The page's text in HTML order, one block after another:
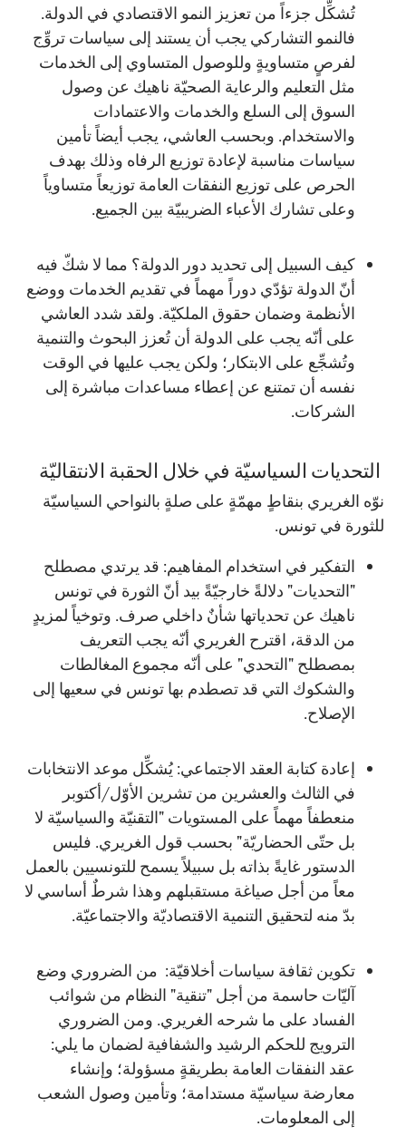
تُشكِّل جزءاً من تعزيز النمو الاقتصادي في الدولة.
فالنمو التشاركي يجب أن يستند إلى سياسات تروِّج
لفرصٍ متساويةٍ وللوصول المتساوي إلى الخدمات
مثل التعليم والرعاية الصحيّة ناهيك عن وصول
السوق إلى السلع والخدمات والاعتمادات
والاستخدام. وبحسب العاشي، يجب أيضاً تأمين
سياسات مناسبة لإعادة توزيع الرفاه وذلك بهدف
الحرص على توزيع النفقات العامة توزيعاً متساوياً
وعلى تشارك الأعباء الضريبيّة بين الجميع.
كيف السبيل إلى تحديد دور الدولة؟ مما لا شكّ فيه
أنّ الدولة تؤدّي دوراً مهماً في تقديم الخدمات ووضع
الأنظمة وضمان حقوق الملكيّة. ولقد شدد العاشي
على أنّه يجب على الدولة أن تُعزز البحوث والتنمية
وتُشجِّع على الابتكار؛ ولكن يجب عليها في الوقت
نفسه أن تمتنع عن إعطاء مساعدات مباشرة إلى
الشركات.
التحديات السياسيّة في خلال الحقبة الانتقاليّة
نوّه الغريري بنقاطٍ مهمّةٍ على صلةٍ بالنواحي السياسيّة
للثورة في تونس.
التفكير في استخدام المفاهيم: قد يرتدي مصطلح
"التحديات" دلالةً خارجيّةً بيد أنّ الثورة في تونس
ناهيك عن تحدياتها شأنٌ داخلي صرف. وتوخياً لمزيدٍ
من الدقة، اقترح الغريري أنّه يجب التعريف
بمصطلح "التحدي" على أنّه مجموع المغالطات
والشكوك التي قد تصطدم بها تونس في سعيها إلى
الإصلاح.
إعادة كتابة العقد الاجتماعي: يُشكِّل موعد الانتخابات
في الثالث والعشرين من تشرين الأوّل/أكتوبر
منعطفاً مهماً على المستويات "التقنيّة والسياسيّة لا
بل حتّى الحضاريّة" بحسب قول الغريري. فليس
الدستور غايةً بذاته بل سبيلاً يسمح للتونسيين بالعمل
معاً من أجل صياغة مستقبلهم وهذا شرطٌ أساسي لا
بدّ منه لتحقيق التنمية الاقتصاديّة والاجتماعيّة.
تكوين ثقافة سياسات أخلاقيّة: من الضروري وضع
آليّات حاسمة من أجل "تنقية" النظام من شوائب
الفساد على ما شرحه الغريري. ومن الضروري
الترويج للحكم الرشيد والشفافية لضمان ما يلي:
عقد النفقات العامة بطريقةٍ مسؤولة؛ وإنشاء
معارضة سياسيّة مستدامة؛ وتأمين وصول الشعب
إلى المعلومات.